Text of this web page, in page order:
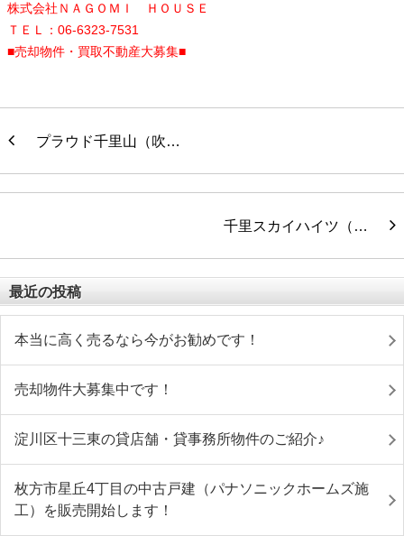
株式会社ＮＡＧＯＭＩ ＨＯＵＳＥ
ＴＥＬ：06-6323-7531
■売却物件・買取不動産大募集■
プラウド千里山（吹…
千里スカイハイツ（…
最近の投稿
本当に高く売るなら今がお勧めです！
売却物件大募集中です！
淀川区十三東の貸店舗・貸事務所物件のご紹介♪
枚方市星丘4丁目の中古戸建（パナソニックホームズ施
工）を販売開始します！